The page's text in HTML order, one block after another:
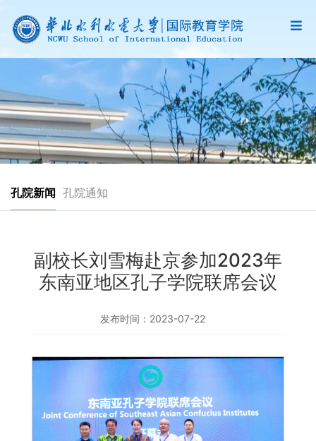
孔院新闻 孔院通知
副校长刘雪梅赴京参加2023年
东南亚地区孔子学院联席会议
发布时间：2023-07-22